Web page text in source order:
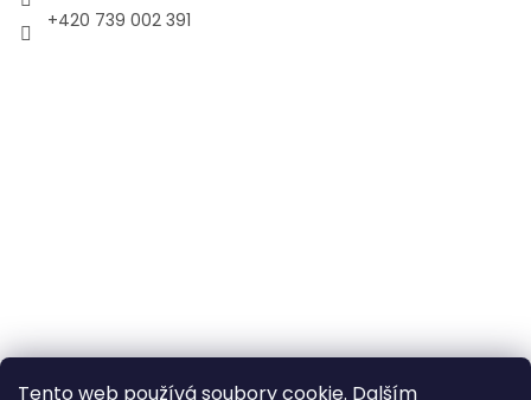
Tento web používá soubory cookie. Dalším
+420 739 002 391